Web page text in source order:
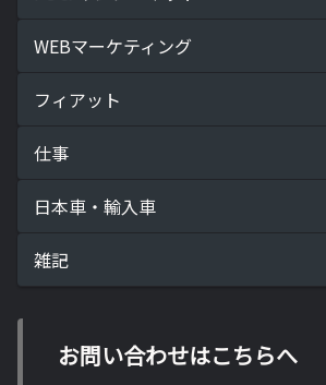
WEBマーケティング
フィアット
仕事
日本車・輸入車
雑記
お問い合わせはこちらへ